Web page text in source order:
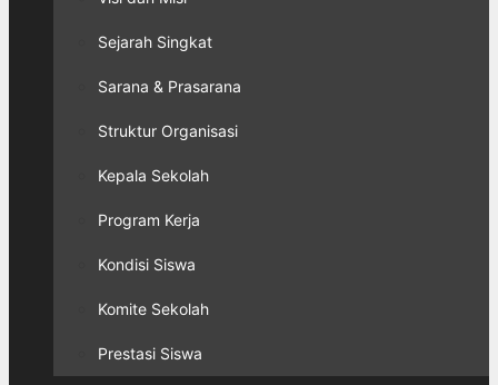
Sejarah Singkat
Sarana & Prasarana
Struktur Organisasi
Kepala Sekolah
Program Kerja
Kondisi Siswa
Komite Sekolah
Prestasi Siswa